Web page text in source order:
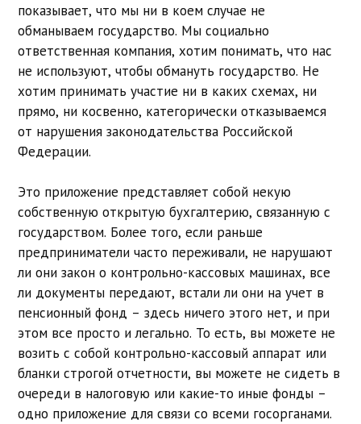
показывает, что мы ни в коем случае не
обманываем государство. Мы социально
ответственная компания, хотим понимать, что нас
не используют, чтобы обмануть государство. Не
хотим принимать участие ни в каких схемах, ни
прямо, ни косвенно, категорически отказываемся
от нарушения законодательства Российской
Федерации.
Это приложение представляет собой некую
собственную открытую бухгалтерию, связанную с
государством. Более того, если раньше
предприниматели часто переживали, не нарушают
ли они закон о контрольно-кассовых машинах, все
ли документы передают, встали ли они на учет в
пенсионный фонд – здесь ничего этого нет, и при
этом все просто и легально. То есть, вы можете не
возить с собой контрольно-кассовый аппарат или
бланки строгой отчетности, вы можете не сидеть в
очереди в налоговую или какие-то иные фонды –
одно приложение для связи со всеми госорганами.